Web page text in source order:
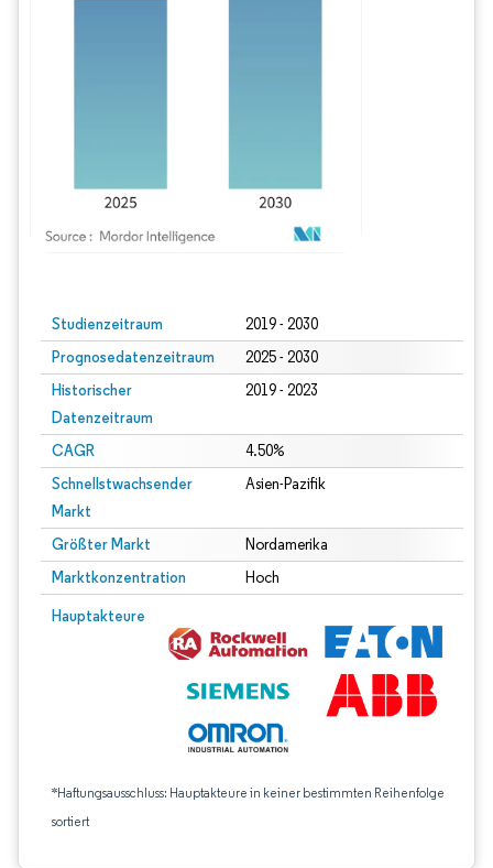
Studienzeitraum 2019 - 2030
Prognosedatenzeitraum 2025 - 2030
Historischer
Datenzeitraum
2019 - 2023
CAGR 4.50%
Schnellstwachsender
Markt
Asien-Pazifik
Größter Markt Nordamerika
Marktkonzentration Hoch
Hauptakteure
*Haftungsausschluss: Hauptakteure in keiner bestimmten Reihenfolge
sortiert